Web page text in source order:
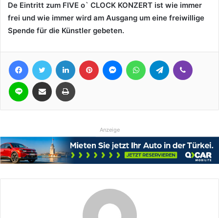
De Eintritt zum FIVE o` CLOCK KONZERT ist wie immer
frei und wie immer wird am Ausgang um eine freiwillige
Spende für die Künstler gebeten.
FacebookTwitter LinkedIn Pinterest MessengerWhatsAppTelegram
Line Teile per E-Mail Drucken
Anzeige